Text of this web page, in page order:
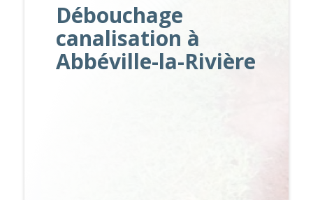
Débouchage
canalisation à
Abbéville-la-Rivière